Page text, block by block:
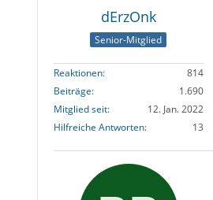
dErzOnk
Senior-Mitglied
Reaktionen
814
Beiträge
1.690
Mitglied seit
12. Jan. 2022
Hilfreiche Antworten
13